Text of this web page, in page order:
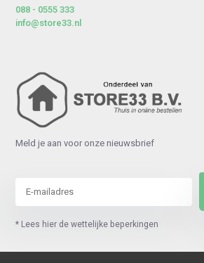
088 - 0555 333
info@store33.nl
Meld je aan voor onze nieuwsbrief
* Lees hier de wettelijke beperkingen